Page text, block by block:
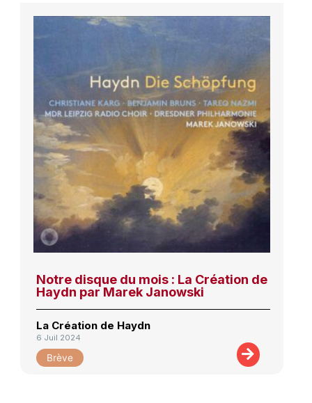
Notre disque du mois : La Création de
Haydn par Marek Janowski
La Création de Haydn
6 Juil 2024
Brève